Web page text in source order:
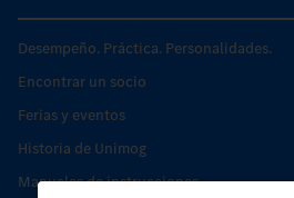
Desempeño. Práctica. Personalidades.
Encontrar un socio
Ferias y eventos
Historia de Unimog
Manuales de instrucciones